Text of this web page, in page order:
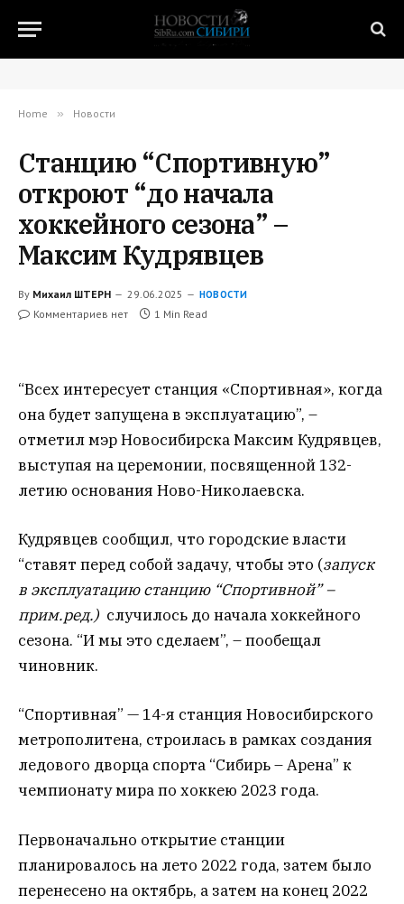
Home » Новости
Станцию “Спортивную”
откроют “до начала
хоккейного сезона” –
Максим Кудрявцев
By Михаил ШТЕРН 29.06.2025 НОВОСТИ
Комментариев нет 1 Min Read
“Всех интересует станция «Спортивная», когда
она будет запущена в эксплуатацию”, –
отметил мэр Новосибирска Максим Кудрявцев,
выступая на церемонии, посвященной 132-
летию основания Ново-Николаевска.
Кудрявцев сообщил, что городские власти
“ставят перед собой задачу, чтобы это (запуск
в эксплуатацию станцию “Спортивной” –
прим.ред.) случилось до начала хоккейного
сезона. “И мы это сделаем”, – пообещал
чиновник.
“Спортивная” — 14-я станция Новосибирского
метрополитена, строилась в рамках создания
ледового дворца спорта “Сибирь – Арена” к
чемпионату мира по хоккею 2023 года.
Первоначально открытие станции
планировалось на лето 2022 года, затем было
перенесено на октябрь, а затем на конец 2022